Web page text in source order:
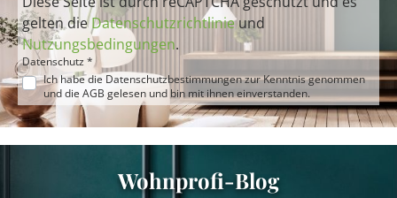
gelten dieDatenschutzrichtlinieund
Nutzungsbedingungen.
Datenschutz *
Ich habe die Datenschutzbestimmungenzur Kenntnis genommen
und die AGB gelesen und bin mit ihnen einverstanden.
Wohnprofi-Blog